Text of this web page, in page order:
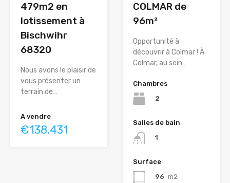
479m2 en
lotissement à
Bischwihr
68320
Nous avons le plaisir de
vous présenter un
terrain de…
A vendre
€138.431
COLMAR de
96m²
Opportunité à
découvrir à Colmar ! À
Colmar, au sein…
Chambres
2
Salles de bain
1
Surface
96 m2